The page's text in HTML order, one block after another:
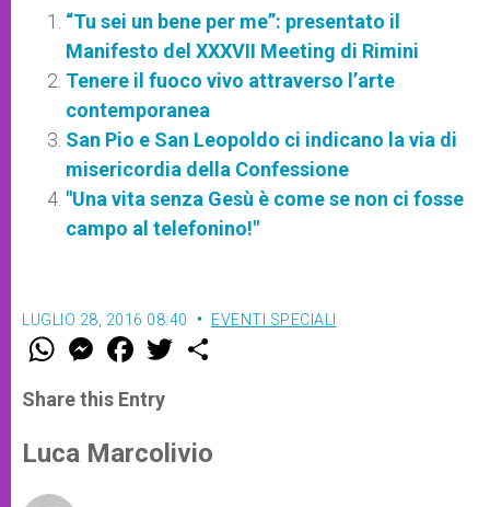
“Tu sei un bene per me”: presentato il
Manifesto del XXXVII Meeting di Rimini
Tenere il fuoco vivo attraverso l’arte
contemporanea
San Pio e San Leopoldo ci indicano la via di
misericordia della Confessione
"Una vita senza Gesù è come se non ci fosse
campo al telefonino!"
LUGLIO 28, 2016 08:40 EVENTI SPECIALI
W
t
s
p
p
M
e
s
e
g
e
F
a
e
b
o
k
w
r
Share this Entry
Luca Marcolivio